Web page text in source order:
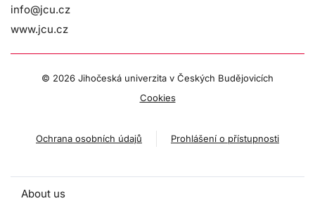
info@jcu.cz
www.jcu.cz
© 2026 Jihočeská univerzita v Českých Budějovicích
Cookies
Ochrana osobních údajů Prohlášení o přístupnosti
About us